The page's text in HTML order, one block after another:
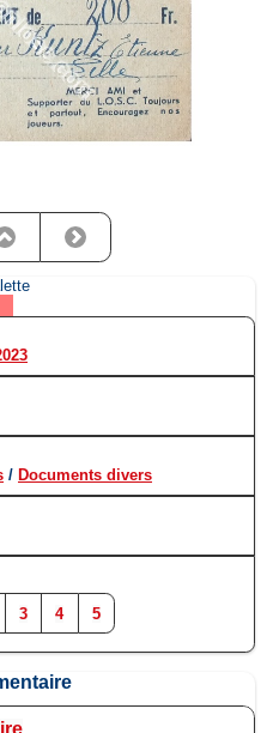
/ Documents divers
3 4 5